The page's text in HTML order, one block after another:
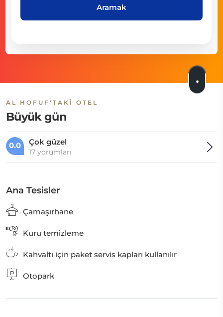
Aramak
AL HOFUF'TAKI OTEL
Büyük gün
0.0 Çok güzel
17 yorumları
Ana Tesisler
Çamaşırhane
Kuru temizleme
Kahvaltı için paket servis kapları kullanılır
Otopark